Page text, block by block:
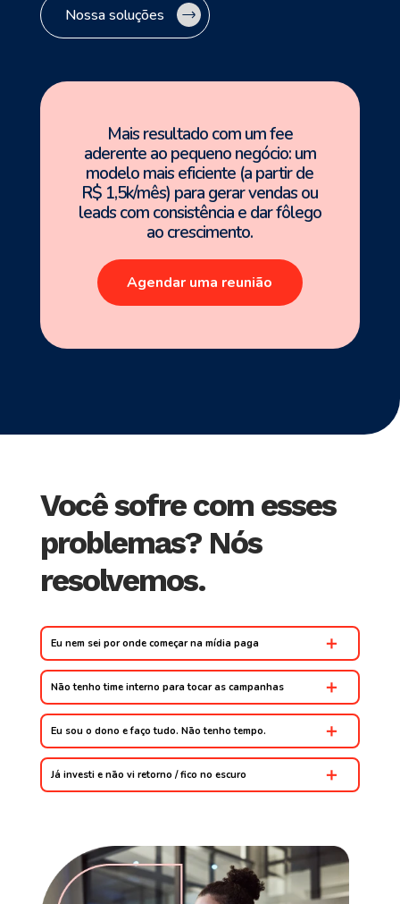
Nossa soluções
Mais resultado com um fee
aderente ao pequeno negócio: um
modelo mais eficiente (a partir de
R$ 1,5k/mês) para gerar vendas ou
leads com consistência e dar fôlego
ao crescimento.
Agendar uma reunião
Você sofre com esses
problemas? Nós
resolvemos.
Eu nem sei por onde começar na mídia paga
Não tenho time interno para tocar as campanhas
Eu sou o dono e faço tudo. Não tenho tempo.
Já investi e não vi retorno / fico no escuro